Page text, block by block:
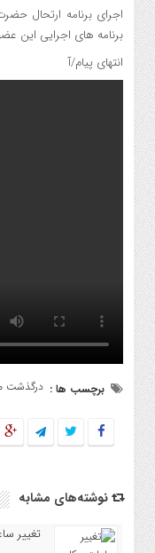
اجرای برنامه ارتحال
برنامه های اجرایی این
انتهای پیام/آ
برچسب ها : درگذشت
نوشته‌های مشابه
تغییر